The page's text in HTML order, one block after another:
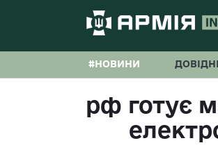
#НОВИНИ
рф готує